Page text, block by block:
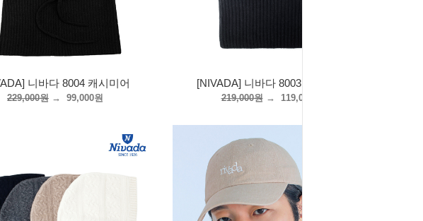
니바다 8004 캐시미어
229,000원 → 99,000원
[NIVADA] 니바다 8003 캐시미어
219,000원→ 119,000원